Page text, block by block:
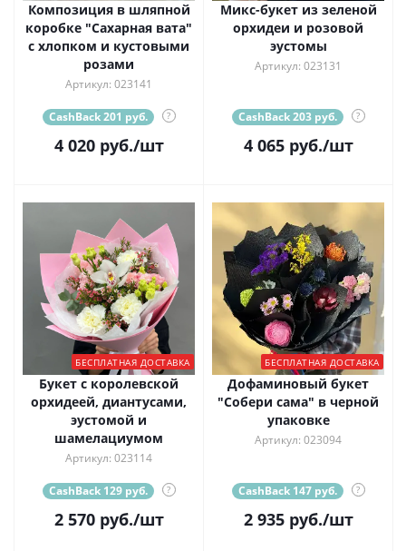
Композиция в шляпной
коробке "Сахарная вата"
с хлопком и кустовыми
розами
Артикул: 023141
CashBack 201 руб. ?
4 020руб./шт
Микс-букет из зеленой
орхидеи и розовой
эустомы
Артикул: 023131
CashBack 203 руб. ?
4 065руб./шт
БЕСПЛАТНАЯ ДОСТАВКА
Букет с королевской
орхидеей, диантусами,
эустомой и
шамелациумом
Артикул: 023114
CashBack 129 руб. ?
2 570руб./шт
БЕСПЛАТНАЯ ДОСТАВКА
Дофаминовый букет
"Собери сама" в черной
упаковке
Артикул: 023094
CashBack 147 руб. ?
2 935руб./шт